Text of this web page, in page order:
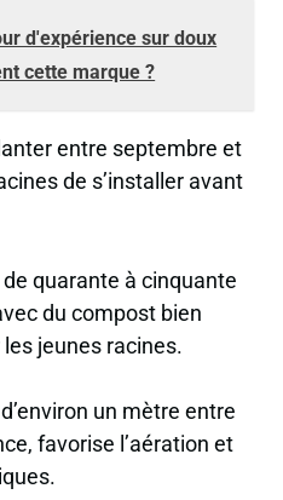
d'expérience sur doux
cette marque ?
entre septembre et
de s’installer avant
quarante à cinquante
du compost bien
jeunes racines.
un mètre entre
favorise l’aération et